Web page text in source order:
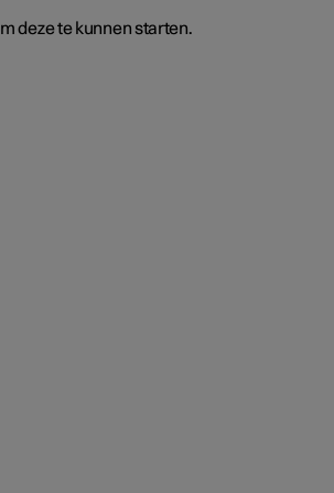
deze te kunnen starten.